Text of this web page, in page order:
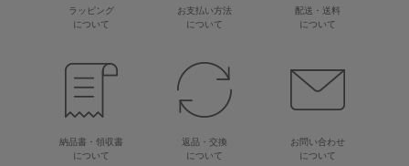
ラッピング
について
お支払い方法
について
配送・送料
について
納品書・領収書
について
返品・交換
について
お問い合わせ
について